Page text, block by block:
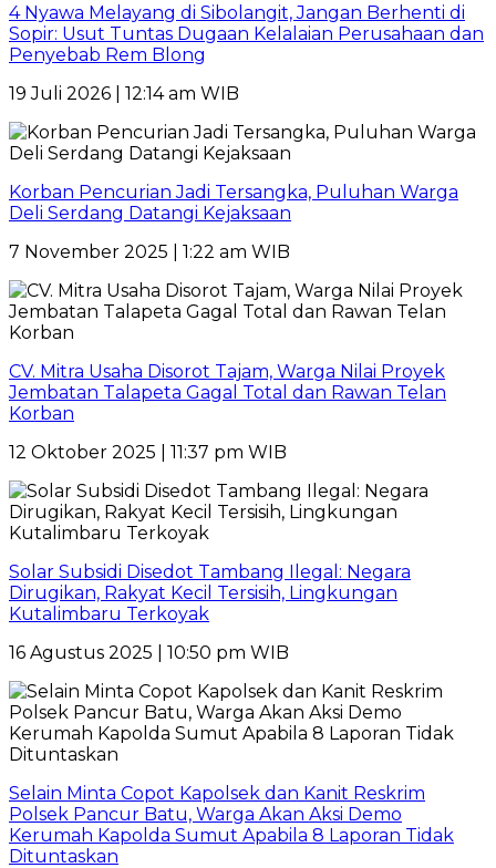
4 Nyawa Melayang di Sibolangit, Jangan Berhenti di
Sopir: Usut Tuntas Dugaan Kelalaian Perusahaan dan
Penyebab Rem Blong
19 Juli 2026 | 12:14 am WIB
Korban Pencurian Jadi Tersangka, Puluhan Warga
Deli Serdang Datangi Kejaksaan
7 November 2025 | 1:22 am WIB
CV. Mitra Usaha Disorot Tajam, Warga Nilai Proyek
Jembatan Talapeta Gagal Total dan Rawan Telan
Korban
12 Oktober 2025 | 11:37 pm WIB
Solar Subsidi Disedot Tambang Ilegal: Negara
Dirugikan, Rakyat Kecil Tersisih, Lingkungan
Kutalimbaru Terkoyak
16 Agustus 2025 | 10:50 pm WIB
Selain Minta Copot Kapolsek dan Kanit Reskrim
Polsek Pancur Batu, Warga Akan Aksi Demo
Kerumah Kapolda Sumut Apabila 8 Laporan Tidak
Dituntaskan